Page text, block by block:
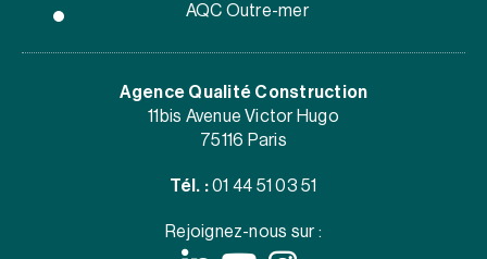
AQC Outre-mer
Agence Qualité Construction
11bis Avenue Victor Hugo
75116 Paris
Tél. : 01 44 51 03 51
Rejoignez-nous sur :